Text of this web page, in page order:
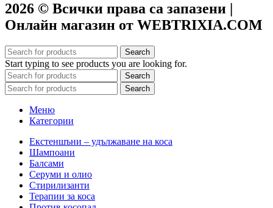
2026 © Всички права са запазени |
Онлайн магазин от WEBTRIXIA.COM
Search
Start typing to see products you are looking for.
Search
Search
Меню
Категории
Екстеншъни – удължаване на коса
Шампоани
Балсами
Серуми и олио
Стирилизанти
Терапии за коса